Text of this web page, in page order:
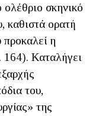
σκηνικό
καθιστά ορατή
προκαλεί η
164). Καταλήγει
του,
της